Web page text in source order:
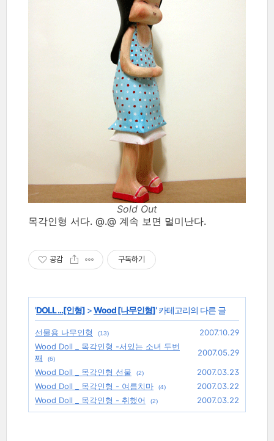
Sold Out
목각인형 서다. @.@ 계속 보면 멀미난다.
공감 구독하기
'DOLL ...[인형] >Wood [나무인형]' 카테고리의 다른 글
선물용 나무인형 (13)
2007.10.29
Wood Doll _ 목각인형 -서있는 소녀 두번
째
(6)
2007.05.29
Wood Doll _ 목각인형 선물
(2)
2007.03.23
Wood Doll _ 목각인형 - 여름치마
(4)
2007.03.22
Wood Doll _ 목각인형 - 취했어
(2) 2007.03.22